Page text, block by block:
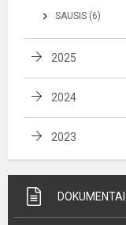
SAUSIS (6)
2025
2024
2023
DOKUMENTAI